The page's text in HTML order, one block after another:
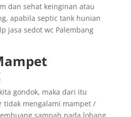
dan sehat keinginan atau
apabila septic tank hunian
jasa sedot wc Palembang
gondok, maka dari itu
tidak mengalami mampet /
sampah pada lobang